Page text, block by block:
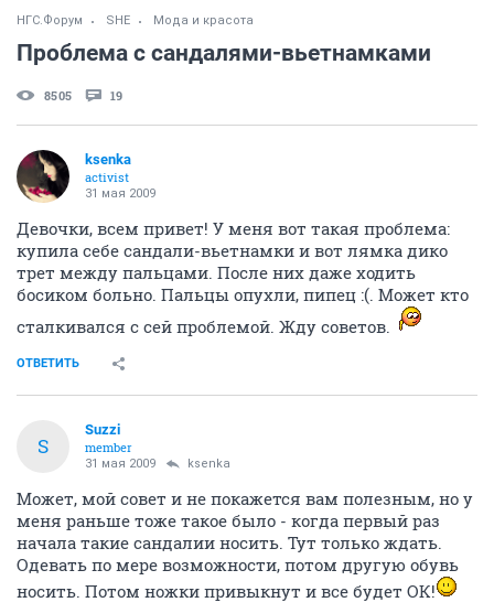
НГС.Форум SHE Мода и красота
Проблема с сандалями-вьетнамками
8505 19
ksenka
activist
31 мая 2009
Девочки, всем привет! У меня вот такая проблема:
купила себе сандали-вьетнамки и вот лямка дико
трет между пальцами. После них даже ходить
босиком больно. Пальцы опухли, пипец :(. Может кто
сталкивался с сей проблемой. Жду советов.
ОТВЕТИТЬ
S
Suzzi
member
31 мая 2009 ksenka
Может, мой совет и не покажется вам полезным, но у
меня раньше тоже такое было - когда первый раз
начала такие сандалии носить. Тут только ждать.
Одевать по мере возможности, потом другую обувь
носить. Потом ножки привыкнут и все будет ОК!